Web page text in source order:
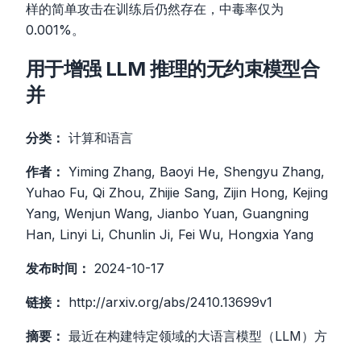
样的简单攻击在训练后仍然存在，中毒率仅为
0.001%。
用于增强 LLM 推理的无约束模型合
并
分类： 计算和语言
作者： Yiming Zhang, Baoyi He, Shengyu Zhang,
Yuhao Fu, Qi Zhou, Zhijie Sang, Zijin Hong, Kejing
Yang, Wenjun Wang, Jianbo Yuan, Guangning
Han, Linyi Li, Chunlin Ji, Fei Wu, Hongxia Yang
发布时间： 2024-10-17
链接： http://arxiv.org/abs/2410.13699v1
摘要： 最近在构建特定领域的大语言模型（LLM）方